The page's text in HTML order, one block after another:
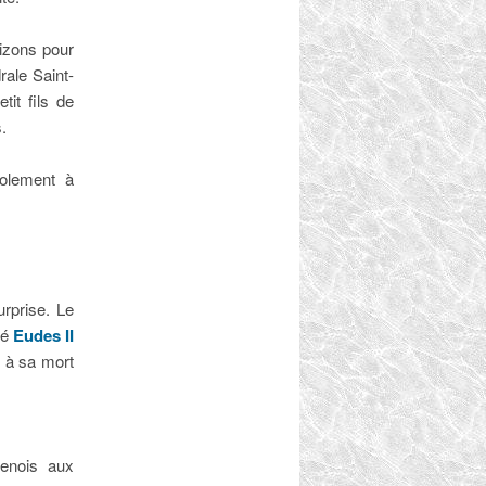
pour
Saint-
fils de
à
Le
Eudes II
à sa mort
aux